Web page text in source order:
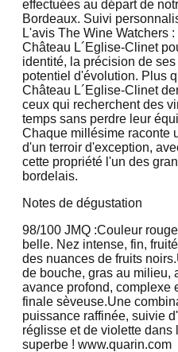
effectuées au départ de
Bordeaux. Suivi
L'avis The Wine Watchers
Château L´Eglise-Clinet
identité, la précision de
potentiel d'évolution. Plus
Château L´Eglise-Clinet
ceux qui recherchent des
temps sans perdre leur
Chaque millésime raconte
d'un terroir d'exception,
cette propriété l'un des
bordelais.
Notes de dégustation
98/100 JMQ :Couleur
belle. Nez intense, fin,
des nuances de fruits noirs.
de bouche, gras au milieu,
avance profond, complexe
finale sèveuse.Une
puissance raffinée, suivie
réglisse et de violette dans
superbe ! www.quarin.com